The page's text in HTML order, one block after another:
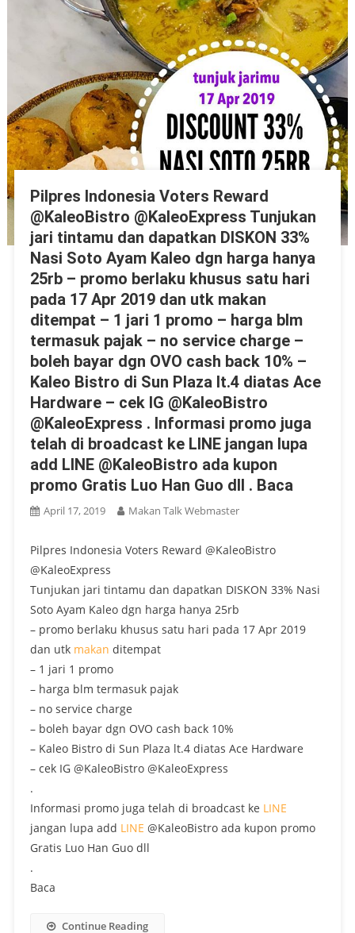
Pilpres Indonesia Voters Reward
@KaleoBistro @KaleoExpress Tunjukan
jari tintamu dan dapatkan DISKON 33%
Nasi Soto Ayam Kaleo dgn harga hanya
25rb – promo berlaku khusus satu hari
pada 17 Apr 2019 dan utk makan
ditempat – 1 jari 1 promo – harga blm
termasuk pajak – no service charge –
boleh bayar dgn OVO cash back 10% –
Kaleo Bistro di Sun Plaza lt.4 diatas Ace
Hardware – cek IG @KaleoBistro
@KaleoExpress . Informasi promo juga
telah di broadcast ke LINE jangan lupa
add LINE @KaleoBistro ada kupon
promo Gratis Luo Han Guo dll . Baca
April 17, 2019 Makan Talk Webmaster
Pilpres Indonesia Voters Reward @KaleoBistro
@KaleoExpress
Tunjukan jari tintamu dan dapatkan DISKON 33% Nasi
Soto Ayam Kaleo dgn harga hanya 25rb
– promo berlaku khusus satu hari pada 17 Apr 2019
dan utk makan ditempat
– 1 jari 1 promo
– harga blm termasuk pajak
– no service charge
– boleh bayar dgn OVO cash back 10%
– Kaleo Bistro di Sun Plaza lt.4 diatas Ace Hardware
– cek IG @KaleoBistro @KaleoExpress
.
Informasi promo juga telah di broadcast ke LINE
jangan lupa add LINE @KaleoBistro ada kupon promo
Gratis Luo Han Guo dll
.
Baca
Continue Reading